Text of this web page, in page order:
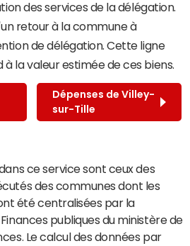
des services de la délégation.
retour à la commune à
de délégation. Cette ligne
la valeur estimée de ces biens.
Dépenses de Villey-
sur-Tille
ce service sont ceux des
des communes dont les
été centralisées par la
publiques du ministère de
Le calcul des données par